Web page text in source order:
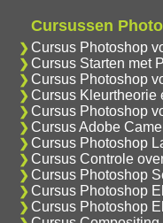
Cursussen
Cursus Photoshop
Cursus Starten met
Cursus Photoshop
Cursus Kleurtheorie
Cursus Photoshop
Cursus Adobe
Cursus Photoshop
Cursus Controle
Cursus Photoshop
Cursus Photoshop
Cursus Photoshop